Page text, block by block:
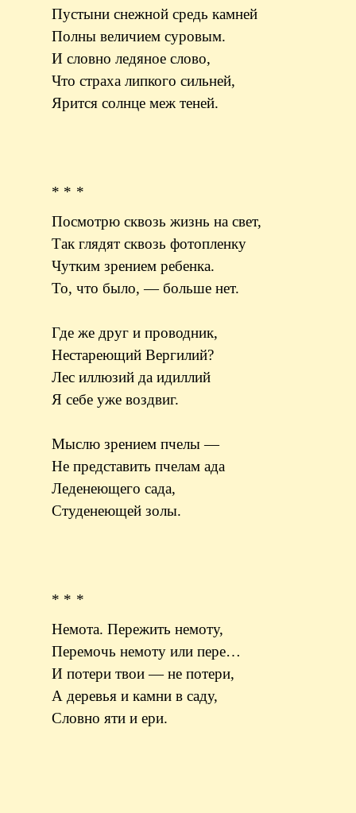
Пустыни снежной средь камней
Полны величием суровым.
И словно ледяное слово,
Что страха липкого сильней,
Ярится солнце меж теней.
* * *
Посмотрю сквозь жизнь на свет,
Так глядят сквозь фотопленку
Чутким зрением ребенка.
То, что было, — больше нет.
Где же друг и проводник,
Нестареющий Вергилий?
Лес иллюзий да идиллий
Я себе уже воздвиг.
Мыслю зрением пчелы —
Не представить пчелам ада
Леденеющего сада,
Студенеющей золы.
* * *
Немота. Пережить немоту,
Перемочь немоту или пере…
И потери твои — не потери,
А деревья и камни в саду,
Словно яти и ери.